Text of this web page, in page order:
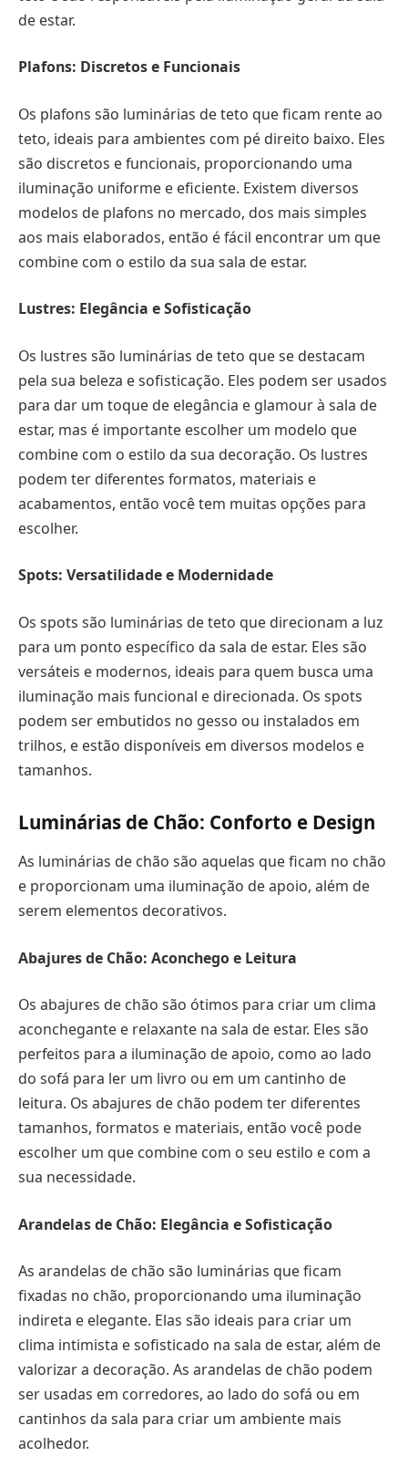
de estar.
Plafons: Discretos e Funcionais
Os plafons são luminárias de teto que ficam rente ao
teto, ideais para ambientes com pé direito baixo. Eles
são discretos e funcionais, proporcionando uma
iluminação uniforme e eficiente. Existem diversos
modelos de plafons no mercado, dos mais simples
aos mais elaborados, então é fácil encontrar um que
combine com o estilo da sua sala de estar.
Lustres: Elegância e Sofisticação
Os lustres são luminárias de teto que se destacam
pela sua beleza e sofisticação. Eles podem ser usados
para dar um toque de elegância e glamour à sala de
estar, mas é importante escolher um modelo que
combine com o estilo da sua decoração. Os lustres
podem ter diferentes formatos, materiais e
acabamentos, então você tem muitas opções para
escolher.
Spots: Versatilidade e Modernidade
Os spots são luminárias de teto que direcionam a luz
para um ponto específico da sala de estar. Eles são
versáteis e modernos, ideais para quem busca uma
iluminação mais funcional e direcionada. Os spots
podem ser embutidos no gesso ou instalados em
trilhos, e estão disponíveis em diversos modelos e
tamanhos.
Luminárias de Chão: Conforto e Design
As luminárias de chão são aquelas que ficam no chão
e proporcionam uma iluminação de apoio, além de
serem elementos decorativos.
Abajures de Chão: Aconchego e Leitura
Os abajures de chão são ótimos para criar um clima
aconchegante e relaxante na sala de estar. Eles são
perfeitos para a iluminação de apoio, como ao lado
do sofá para ler um livro ou em um cantinho de
leitura. Os abajures de chão podem ter diferentes
tamanhos, formatos e materiais, então você pode
escolher um que combine com o seu estilo e com a
sua necessidade.
Arandelas de Chão: Elegância e Sofisticação
As arandelas de chão são luminárias que ficam
fixadas no chão, proporcionando uma iluminação
indireta e elegante. Elas são ideais para criar um
clima intimista e sofisticado na sala de estar, além de
valorizar a decoração. As arandelas de chão podem
ser usadas em corredores, ao lado do sofá ou em
cantinhos da sala para criar um ambiente mais
acolhedor.